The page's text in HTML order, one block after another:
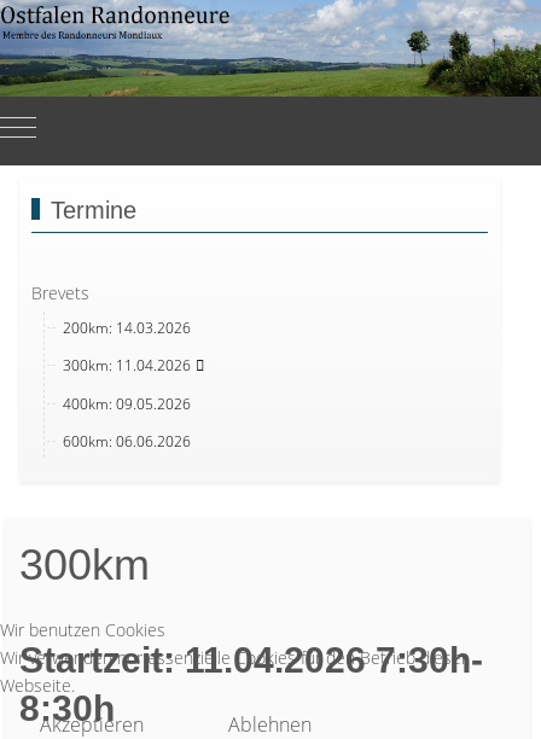
Mobile Menu Toggle
Termine
Brevets
200km: 14.03.2026
300km: 11.04.2026
400km: 09.05.2026
600km: 06.06.2026
300km
Startzeit: 11.04.2026 7:30h-
8:30h
Wir benutzen Cookies
Wir verwenden nur essenzielle Cookies für den Betrieb dieser
Webseite.
Akzeptieren Ablehnen